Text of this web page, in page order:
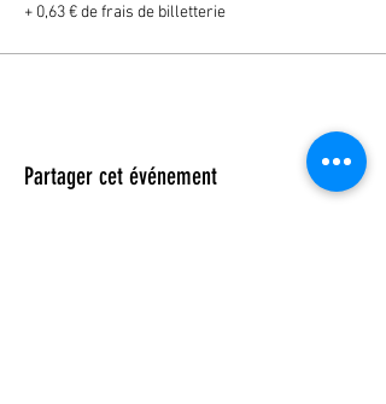
+ 0,63 € de frais de billetterie
Partager cet événement